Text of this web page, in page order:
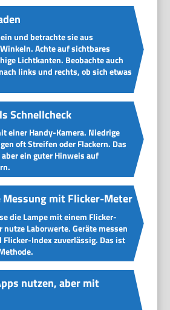
und betrachte sie aus
Achte auf sichtbares
Lichtkanten. Beobachte auch
links und rechts, ob sich etwas
Schnellcheck
einer Handy-Kamera. Niedrige
oft Streifen oder Flackern. Das
ein guter Hinweis auf
mit Flicker-Meter
die Lampe mit einem Flicker-
nutze Laborwerte. Geräte messen
Flicker-Index zuverlässig. Das ist
nutzen, aber mit